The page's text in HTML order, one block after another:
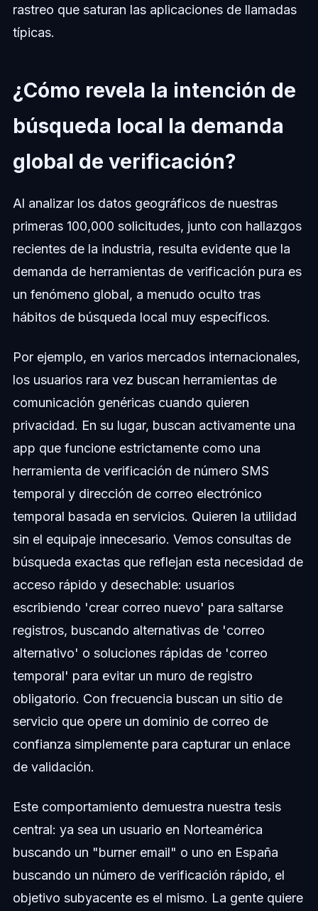
rastreo que saturan las aplicaciones de llamadas
típicas.
¿Cómo revela la intención de
búsqueda local la demanda
global de verificación?
Al analizar los datos geográficos de nuestras
primeras 100,000 solicitudes, junto con hallazgos
recientes de la industria, resulta evidente que la
demanda de herramientas de verificación pura es
un fenómeno global, a menudo oculto tras
hábitos de búsqueda local muy específicos.
Por ejemplo, en varios mercados internacionales,
los usuarios rara vez buscan herramientas de
comunicación genéricas cuando quieren
privacidad. En su lugar, buscan activamente una
app que funcione estrictamente como una
herramienta de verificación de número SMS
temporal y dirección de correo electrónico
temporal basada en servicios. Quieren la utilidad
sin el equipaje innecesario. Vemos consultas de
búsqueda exactas que reflejan esta necesidad de
acceso rápido y desechable: usuarios
escribiendo 'crear correo nuevo' para saltarse
registros, buscando alternativas de 'correo
alternativo' o soluciones rápidas de 'correo
temporal' para evitar un muro de registro
obligatorio. Con frecuencia buscan un sitio de
servicio que opere un dominio de correo de
confianza simplemente para capturar un enlace
de validación.
Este comportamiento demuestra nuestra tesis
central: ya sea un usuario en Norteamérica
buscando un "burner email" o uno en España
buscando un número de verificación rápido, el
objetivo subyacente es el mismo. La gente quiere